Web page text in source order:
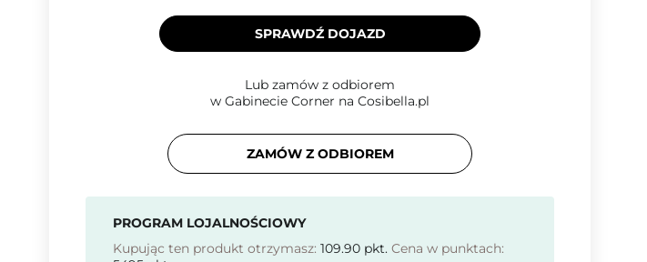
SPRAWDŹ DOJAZD
Lub zamów z odbiorem
w Gabinecie Corner na Cosibella.pl
ZAMÓW Z ODBIOREM
PROGRAM LOJALNOŚCIOWY
Kupując ten produkt otrzymasz: 109.90 pkt. Cena w punktach: